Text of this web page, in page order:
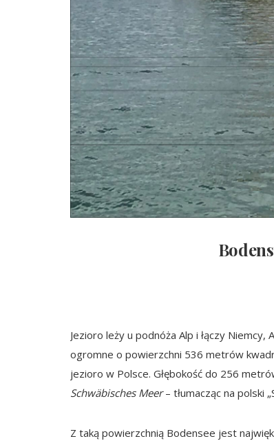
Jezioro leży u podnóża Alp i łączy
ogromne o powierzchni 536 metrów
jezioro w Polsce. Głębokość do 256
Schwäbisches Meer– tłumacząc na polski
Z taką powierzchnią Bodensee jest